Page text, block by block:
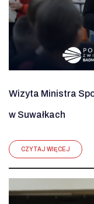
Wizyta Ministra
w Suwałkach
CZYTAJ WIĘCEJ